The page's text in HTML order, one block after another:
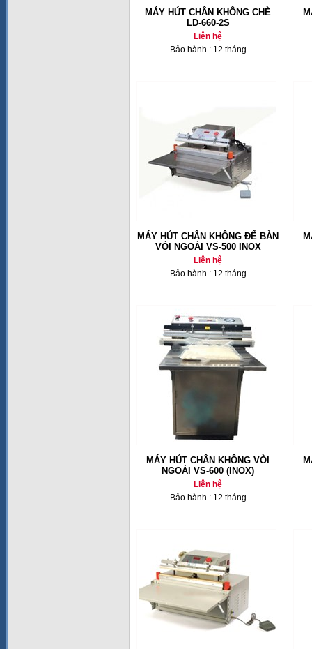
MÁY HÚT CHÂN KHÔNG CHÈ
LD-660-2S
Liên hệ
Bảo hành : 12 tháng
MÁY HÚT CHÂN KHÔNG ĐỂ BÀN
VÒI NGOÀI VS-500 INOX
Liên hệ
Bảo hành : 12 tháng
MÁY HÚT CHÂN KHÔNG VÒI
NGOÀI VS-600 (INOX)
Liên hệ
Bảo hành : 12 tháng